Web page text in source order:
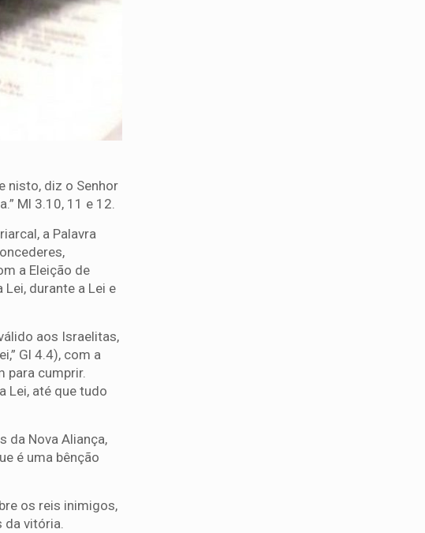
nisto, diz o Senhor
Ml 3.10, 11 e 12.
a Palavra
a Eleição de
durante a Lei e
aos Israelitas,
Gl 4.4), com a
para cumprir.
Lei, até que tudo
da Nova Aliança,
é uma bênção
os reis inimigos,
da vitória.